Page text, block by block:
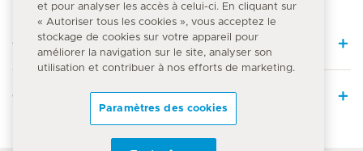
Quick Links
Offre médicale
et pour analyser les accès à celui-ci. En cliquant sur
« Autoriser tous les cookies », vous acceptez le
stockage de cookies sur votre appareil pour
améliorer la navigation sur le site, analyser son
utilisation et contribuer à nos efforts de marketing.
Paramètres des cookies